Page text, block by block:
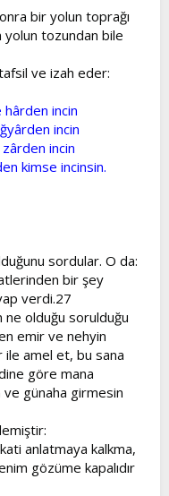
bir yolun toprağı
tozundan bile
ve izah eder:
incin
incin
incin
kimse incinsin.
sordular. O da:
bir şey
verdi.27
olduğu sorulduğu
emir ve nehyin
ile amel et, bu sana
göre mana
ve günaha girmesin
anlatmaya kalkma,
gözüme kapalıdır